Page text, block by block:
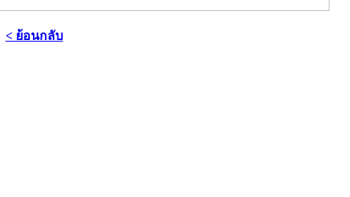
< ย้อนกลับ